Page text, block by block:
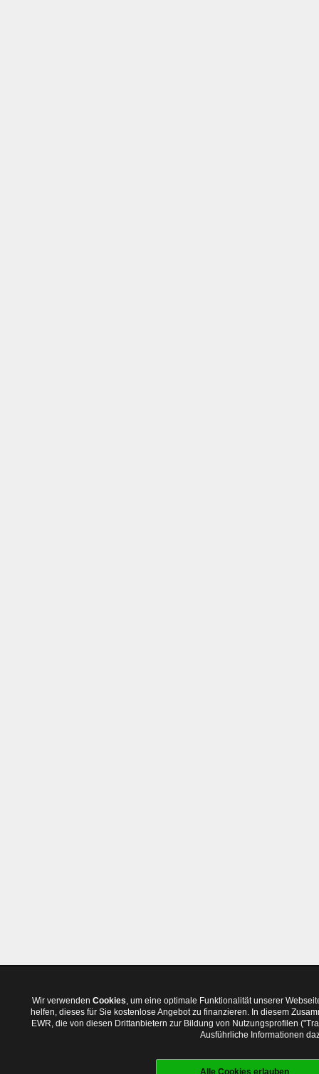
Wir verwenden Cookies, um eine optimale Funktionalität unserer
helfen, dieses für Sie kostenlose Angebot zu finanzieren. In diesem
EWR, die von diesen Drittanbietern zur Bildung von Nutzungsprofilen
Ausführliche Informationen
Alle Cookies erlauben